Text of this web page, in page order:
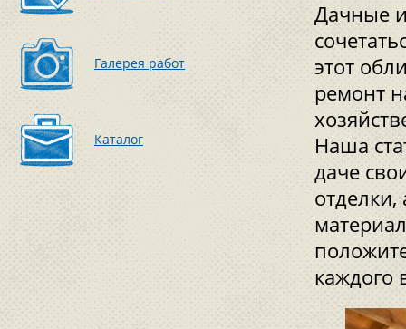
Галерея работ
Каталог
Дачные
этот
ремонт
Наша
даче
каждого